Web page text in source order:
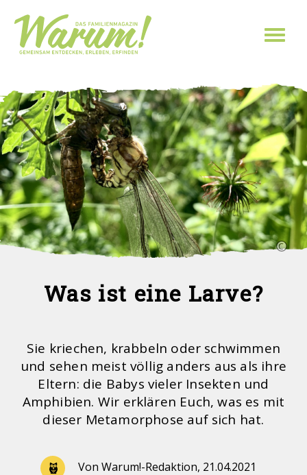
Sie sind hier
Was ist eine Larve?
Sie kriechen, krabbeln oder schwimmen
und sehen meist völlig anders aus als ihre
Eltern: die Babys vieler Insekten und
Amphibien. Wir erklären Euch, was es mit
dieser Metamorphose auf sich hat.
Von Warum!-Redaktion, 21.04.2021